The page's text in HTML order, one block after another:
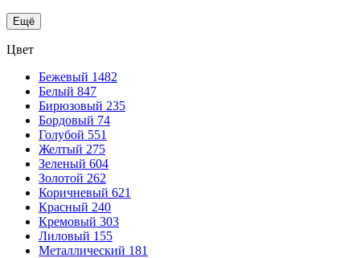
Ещё
Цвет
Бежевый 1482
Белый 847
Бирюзовый 235
Бордовый 74
Голубой 551
Желтый 275
Зеленый 604
Золотой 262
Коричневый 621
Красный 240
Кремовый 303
Лиловый 155
Металлический 181